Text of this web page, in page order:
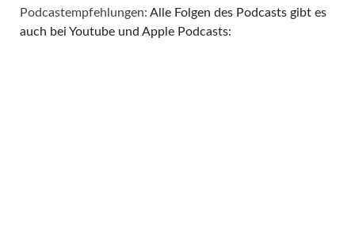
Podcastempfehlungen: Alle Folgen des Podcasts gibt es
auch bei Youtube und Apple Podcasts: